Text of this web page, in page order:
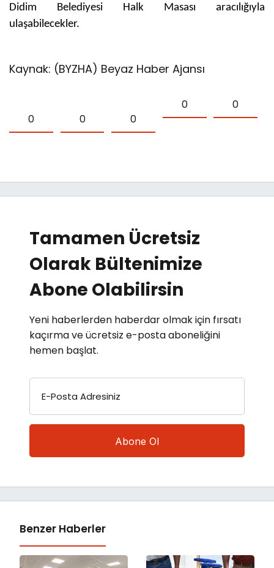
Didim Belediyesi Halk Masası aracılığıyla
ulaşabilecekler.
Kaynak: (BYZHA) Beyaz Haber Ajansı
0 0 0
0 0
Tamamen Ücretsiz
Olarak Bültenimize
Abone Olabilirsin
Yeni haberlerden haberdar olmak için fırsatı
kaçırma ve ücretsiz e-posta aboneliğini
hemen başlat.
E-Posta Adresiniz
Benzer Haberler